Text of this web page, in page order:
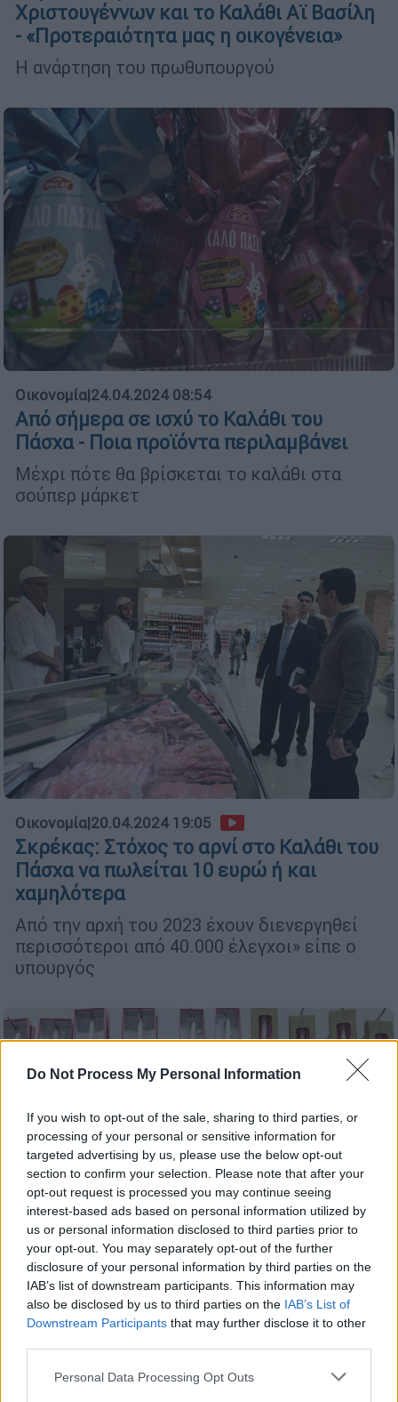
Do Not Process My Personal Information
If you wish to opt-out of the sale, sharing to third parties, or
processing of your personal or sensitive information for
targeted advertising by us, please use the below opt-out
section to confirm your selection. Please note that after your
opt-out request is processed you may continue seeing
interest-based ads based on personal information utilized by
us or personal information disclosed to third parties prior to
your opt-out. You may separately opt-out of the further
disclosure of your personal information by third parties on the
IAB’s list of downstream participants. This information may
also be disclosed by us to third parties on the IAB’s List of
Downstream Participants that may further disclose it to other
Please note that this website/app uses one or more Google
Personal Data Processing Opt Outs
Χριστουγέννων και το Καλάθι Αϊ Βασίλη
- «Προτεραιότητα μας η οικογένεια»
Η ανάρτηση του πρωθυπουργού
Οικονομία|24.04.2024 08:54
Από σήμερα σε ισχύ το Καλάθι του
Πάσχα - Ποια προϊόντα περιλαμβάνει
Μέχρι πότε θα βρίσκεται το καλάθι στα
σούπερ μάρκετ
Οικονομία|20.04.2024 19:05
Σκρέκας: Στόχος το αρνί στο Καλάθι του
Πάσχα να πωλείται 10 ευρώ ή και
χαμηλότερα
Από την αρχή του 2023 έχουν διενεργηθεί
περισσότεροι από 40.000 έλεγχοι» είπε ο
υπουργός
Οικονομία 18.04.2024 23:30
Καλάθι του Πάσχα - Καλάθι του Νονού:
Πότε ξεκινούν και με ποια προϊόντα
Στο «Καλάθι των Νονών» εντάσσονται 12